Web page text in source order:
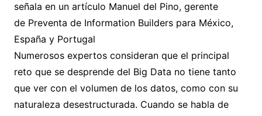
señala en un artículo Manuel del Pino, gerente
de Preventa de Information Builders para México,
España y Portugal
Numerosos expertos consideran que el principal
reto que se desprende del Big Data no tiene tanto
que ver con el volumen de los datos, como con su
naturaleza desestructurada. Cuando se habla de